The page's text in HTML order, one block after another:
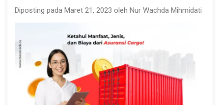
Diposting pada Maret 21, 2023 oleh Nur Wachda Mihmidati